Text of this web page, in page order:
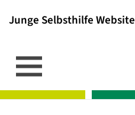
Junge Selbsthilfe Website
[1]
[2]
[3]